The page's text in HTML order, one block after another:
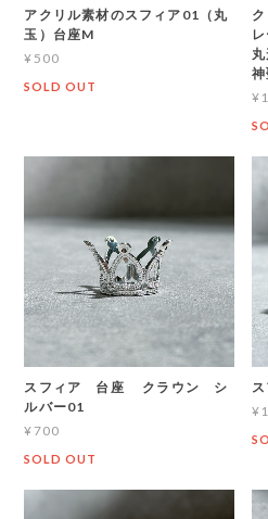
アクリル素材のスフィア01（丸
玉）台座M
¥500
SOLD OUT
スフィア 台座 クラウン シ
ルバー01
¥700
SOLD OUT